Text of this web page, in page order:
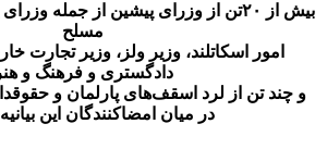
بیش از ۲۰تن از وزرای پیشین از جمله
مسلح
امور اسکاتلند، وزیر ولز، وزیر تجارت
دادگستری و فرهنگ و هنر
و چند تن از لرد اسقف‌های پارلمان و
در میان امضاکنندگان این